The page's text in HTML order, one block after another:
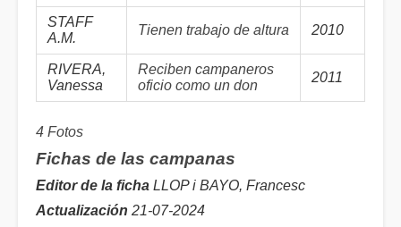
STAFF
A.M.
Tienen trabajo de altura 2010
RIVERA,
Vanessa
Reciben campaneros
oficio como un don
2011
4 Fotos
Fichas de las campanas
Editor de la ficha LLOP i BAYO, Francesc
Actualización 21-07-2024